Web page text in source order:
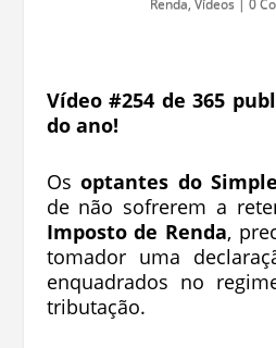
Renda, Vídeos | 0
Vídeo #254 de 365
do ano!
Osoptantes do
de não sofrerem a
Imposto de Renda,
tomador uma
enquadrados no
tributação.